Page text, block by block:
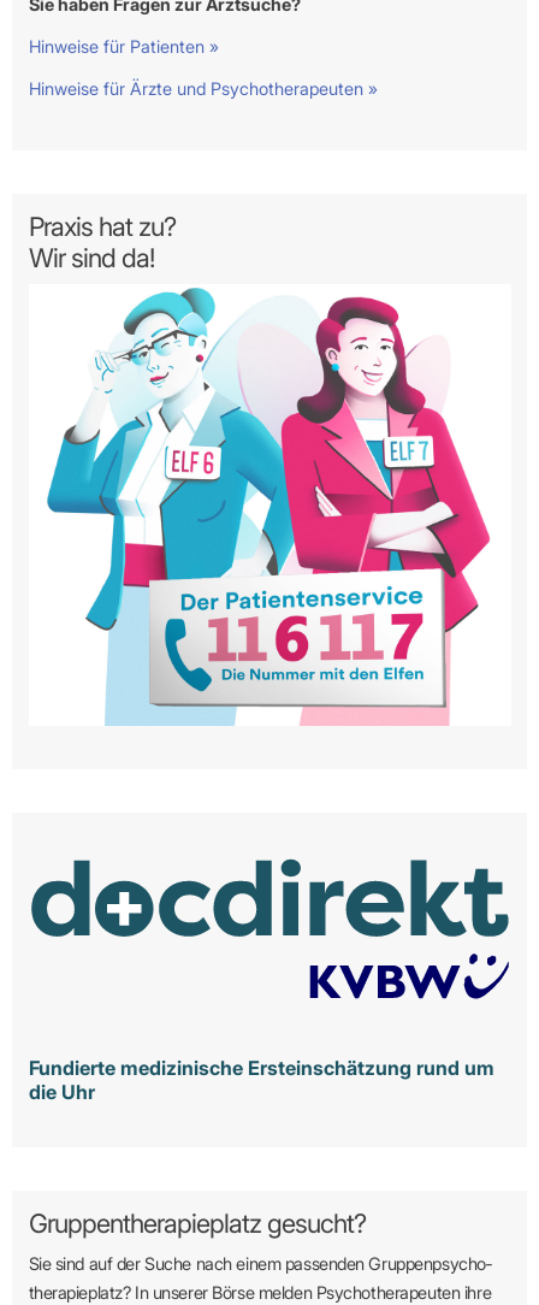
Sie haben Fragen zur Arztsuche?
Hinweise für Patienten »
Hinweise für Ärzte und Psychotherapeuten »
Praxis hat zu?
Wir sind da!
Fundierte medizinische Ersteinschätzung rund um
die Uhr
Gruppentherapieplatz gesucht?
Sie sind auf der Suche nach einem passenden Gruppen­psycho­
therapie­platz? In unserer Börse melden Psycho­­thera­­peuten ihre